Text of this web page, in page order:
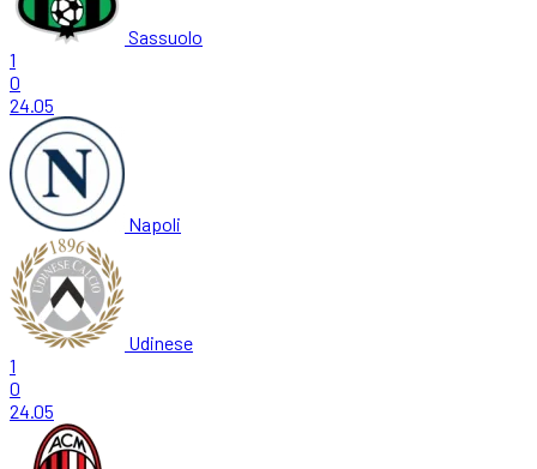
Sassuolo
1
0
24.05
Napoli
Udinese
1
0
24.05